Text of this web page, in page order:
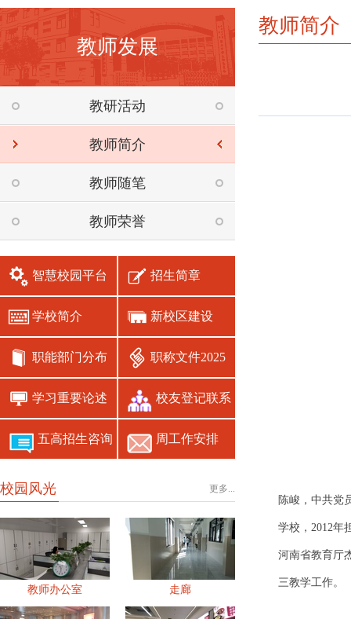
教师发展
教研活动
教师简介
教师随笔
教师荣誉
智慧校园平台 招生简章
学校简介 新校区建设
职能部门分布 职称文件2025
学习重要论述 校友登记联系
五高招生咨询 周工作安排
更多...
校园风光
教师办公室 走廊
教师简介
陈峻，中共党
学校，2012年
河南省教育厅
三教学工作。